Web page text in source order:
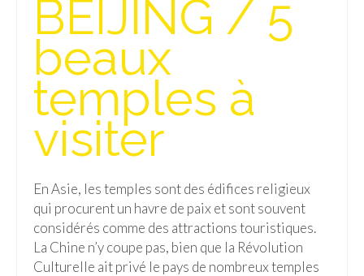
Isla del Sol
Lac Titicaca
Salar d’Uyuni
Sucre
Chili
Paraguay
Pérou
Lac Titicaca
BEIJING / 5
beaux
temples à
visiter
En Asie, les temples sont des édifices religieux
qui procurent un havre de paix et sont souvent
considérés comme des attractions touristiques.
La Chine n’y coupe pas, bien que la Révolution
Culturelle ait privé le pays de nombreux temples